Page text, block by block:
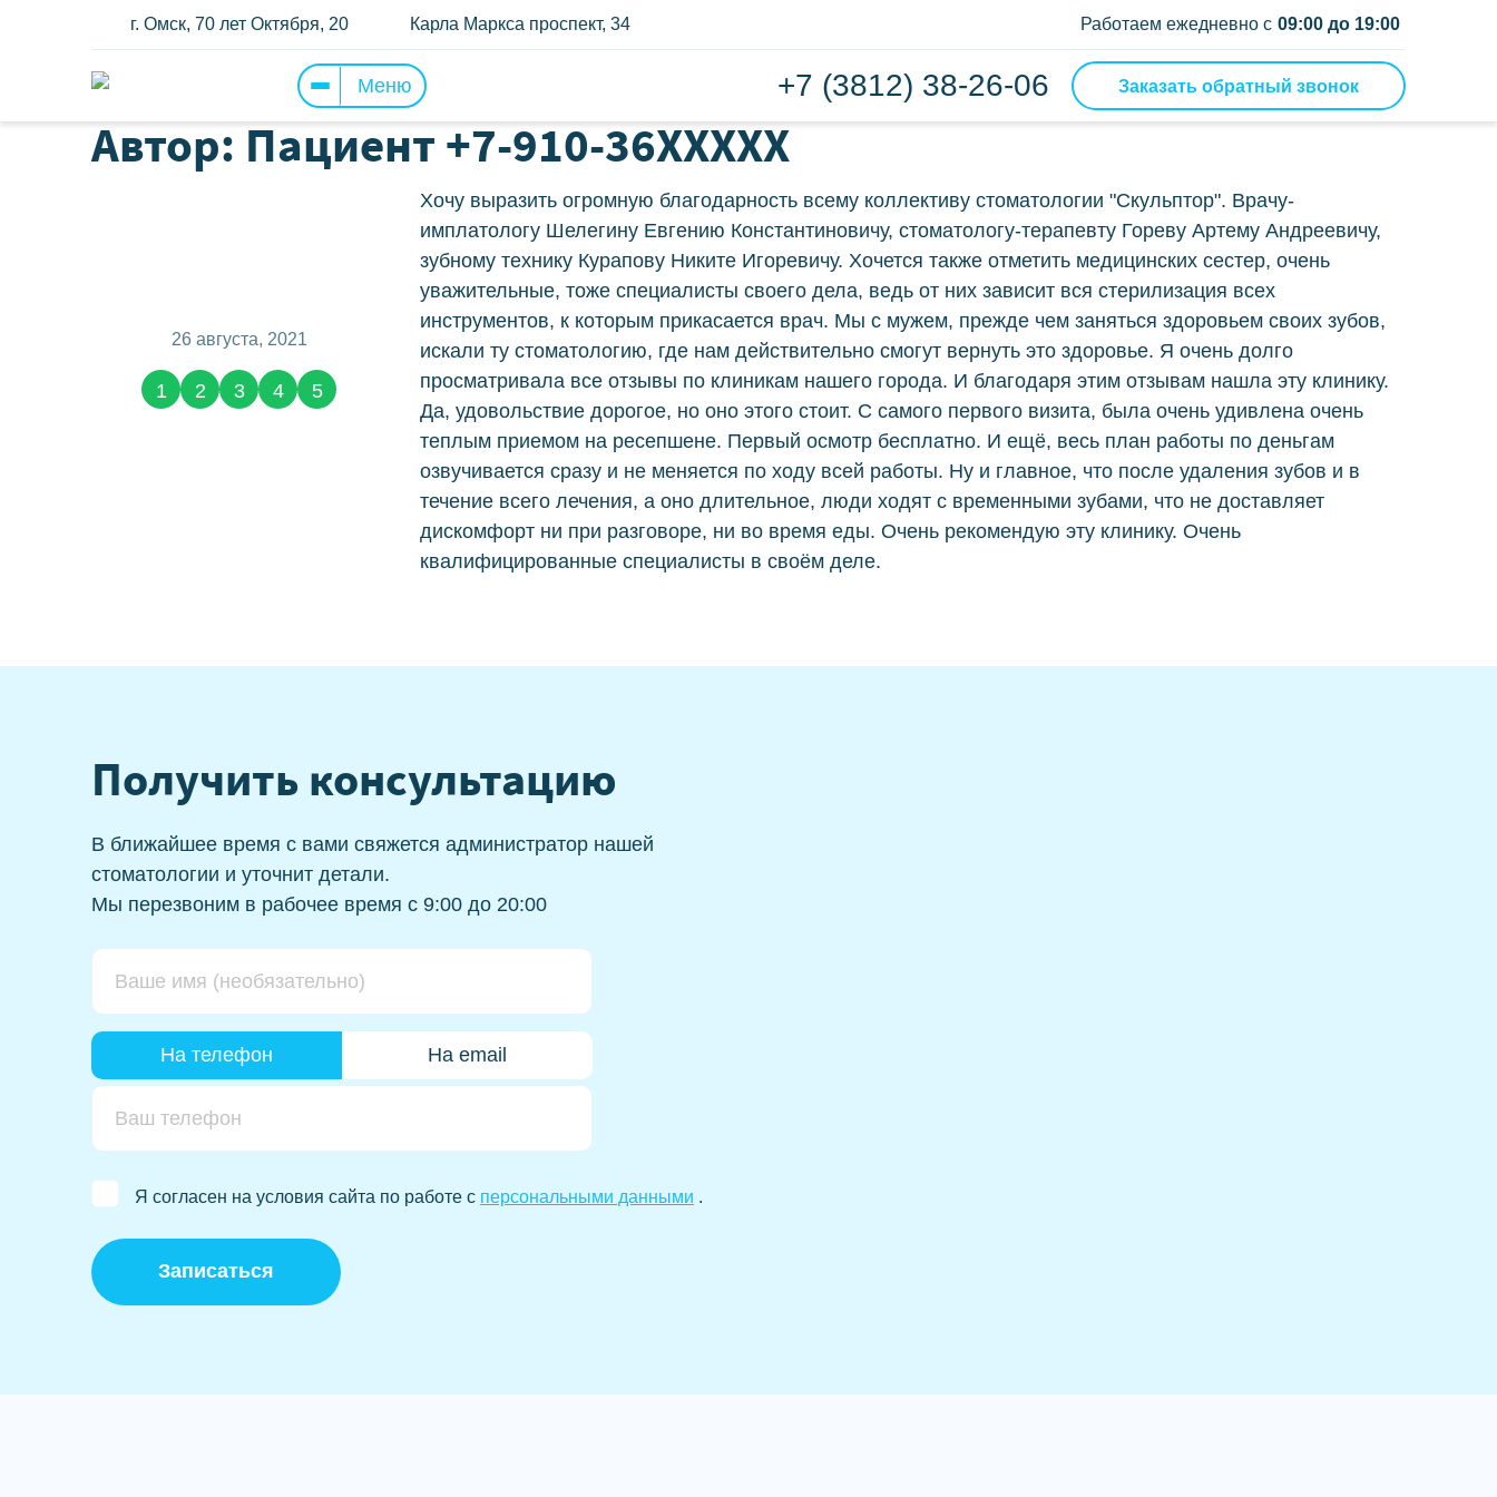
Прайс
Наши специалисты
Имплантация зубов
Имплантация всё на шести
Всё на четырех
Протезирование
Несъемное протезирование
Виниры
Керамические виниры
Коронка на зубы
Циркониевые
Зубной мост
Бюгельный протез
Пластиночные протезы
Удаление
Удаление зуба мудрости
Лечение зубов
Элайнеры
г. Омск, 70 лет Октября, 20 Карла Маркса проспект, 34 Работаем ежедневно с 09:00 до 19:00
Меню +7 (3812) 38-26-06 Заказать обратный звонок
Автор: Пациент +7-910-36XXXXX
26 августа, 2021
1 2 3 4 5
Хочу выразить огромную благодарность всему коллективу стоматологии "Скульптор". Врачу-
имплатологу Шелегину Евгению Константиновичу, стоматологу-терапевту Гореву Артему Андреевичу,
зубному технику Курапову Никите Игоревичу. Хочется также отметить медицинских сестер, очень
уважительные, тоже специалисты своего дела, ведь от них зависит вся стерилизация всех
инструментов, к которым прикасается врач. Мы с мужем, прежде чем заняться здоровьем своих зубов,
искали ту стоматологию, где нам действительно смогут вернуть это здоровье. Я очень долго
просматривала все отзывы по клиникам нашего города. И благодаря этим отзывам нашла эту клинику.
Да, удовольствие дорогое, но оно этого стоит. С самого первого визита, была очень удивлена очень
теплым приемом на ресепшене. Первый осмотр бесплатно. И ещё, весь план работы по деньгам
озвучивается сразу и не меняется по ходу всей работы. Ну и главное, что после удаления зубов и в
течение всего лечения, а оно длительное, люди ходят с временными зубами, что не доставляет
дискомфорт ни при разговоре, ни во время еды. Очень рекомендую эту клинику. Очень
квалифицированные специалисты в своём деле.
Получить консультацию
В ближайшее время с вами свяжется администратор нашей
стоматологии и уточнит детали.
Мы перезвоним в рабочее время с 9:00 до 20:00
На телефон На email
Я согласен на условия сайта по работе с персональными данными .
Записаться